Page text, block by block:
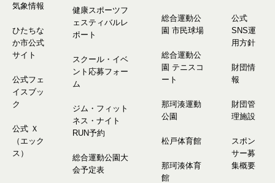
気象情報
ひたちな
か市公式
サイト
公式フェ
イスブッ
ク
公式 Ｘ
（エック
ス）
健康スポーツフ
ェスティバルレ
ポート
スクール・イベ
ント応募フォー
ム
ジム・フィット
ネス・ナイト
RUN予約
総合運動公園大
会予定表
総合運動公
園 市民球場
総合運動公
園 テニスコ
ート
那珂湊運動
公園
松戸体育館
那珂湊体育
館
公式
SNS運
用方針
財団情
報
財団管
理施設
スポン
サー募
集概要